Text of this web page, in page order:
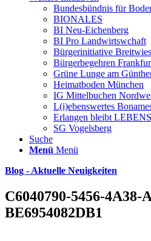
Bundesbündnis für
BIONALES
BI Neu-Eichenberg
BI Pro Landwirtswchaft
Bürgerinitiative
Bürgerbegehren
Grüne Lunge am
Heimatboden München
IG Mittelbuchen
L(i)ebenswertes
Erlangen bleibt
SG Vogelsberg
Suche
Menü Menü
Blog - Aktuelle Neuigkeiten
C6040790-5456-4A38-
BE6954082DB1